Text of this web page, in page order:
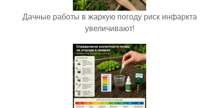
Дачные работы в жаркую погоду риск инфаркта
увеличивают!